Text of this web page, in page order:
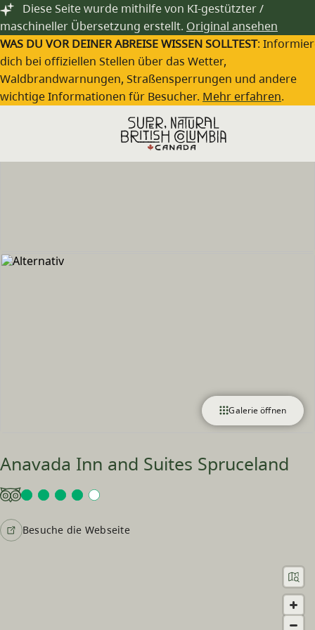
Zum Hauptinhalt springen
Diese Seite wurde mithilfe von KI-gestützter /
maschineller Übersetzung erstellt. Original ansehen
WAS DU VOR DEINER ABREISE WISSEN SOLLTEST:
dich bei offiziellen Stellen über das Wetter,
Waldbrandwarnungen, Straßensperrungen und andere
wichtige Informationen für Besucher. Mehr erfahren.
Galerie öffnen
Anavada Inn and Suites Spruceland
Besuche die Webseite